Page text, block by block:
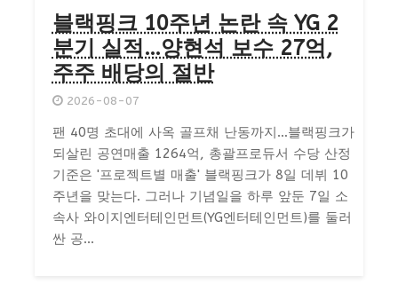
블랙핑크 10주년 논란 속 YG 2
분기 실적…양현석 보수 27억,
주주 배당의 절반
2026-08-07
팬 40명 초대에 사옥 골프채 난동까지…블랙핑크가
되살린 공연매출 1264억, 총괄프로듀서 수당 산정
기준은 '프로젝트별 매출' 블랙핑크가 8일 데뷔 10
주년을 맞는다. 그러나 기념일을 하루 앞둔 7일 소
속사 와이지엔터테인먼트(YG엔터테인먼트)를 둘러
싼 공...